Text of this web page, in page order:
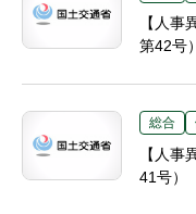
【人
第42号）
総合
【人
41号）